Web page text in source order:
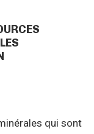
qui sont